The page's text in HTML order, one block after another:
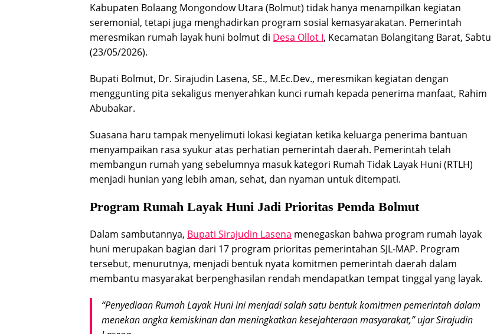
Kabupaten Bolaang Mongondow Utara (Bolmut) tidak hanya menampilkan kegiatan
seremonial, tetapi juga menghadirkan program sosial kemasyarakatan. Pemerintah
meresmikan rumah layak huni bolmut di Desa Ollot I, Kecamatan Bolangitang Barat, Sabtu
(23/05/2026).
Bupati Bolmut, Dr. Sirajudin Lasena, SE., M.Ec.Dev., meresmikan kegiatan dengan
menggunting pita sekaligus menyerahkan kunci rumah kepada penerima manfaat, Rahim
Abubakar.
Suasana haru tampak menyelimuti lokasi kegiatan ketika keluarga penerima bantuan
menyampaikan rasa syukur atas perhatian pemerintah daerah. Pemerintah telah
membangun rumah yang sebelumnya masuk kategori Rumah Tidak Layak Huni (RTLH)
menjadi hunian yang lebih aman, sehat, dan nyaman untuk ditempati.
Program Rumah Layak Huni Jadi Prioritas Pemda Bolmut
Dalam sambutannya, Bupati Sirajudin Lasena menegaskan bahwa program rumah layak
huni merupakan bagian dari 17 program prioritas pemerintahan SJL-MAP. Program
tersebut, menurutnya, menjadi bentuk nyata komitmen pemerintah daerah dalam
membantu masyarakat berpenghasilan rendah mendapatkan tempat tinggal yang layak.
“Penyediaan Rumah Layak Huni ini menjadi salah satu bentuk komitmen pemerintah dalam
menekan angka kemiskinan dan meningkatkan kesejahteraan masyarakat,” ujar Sirajudin